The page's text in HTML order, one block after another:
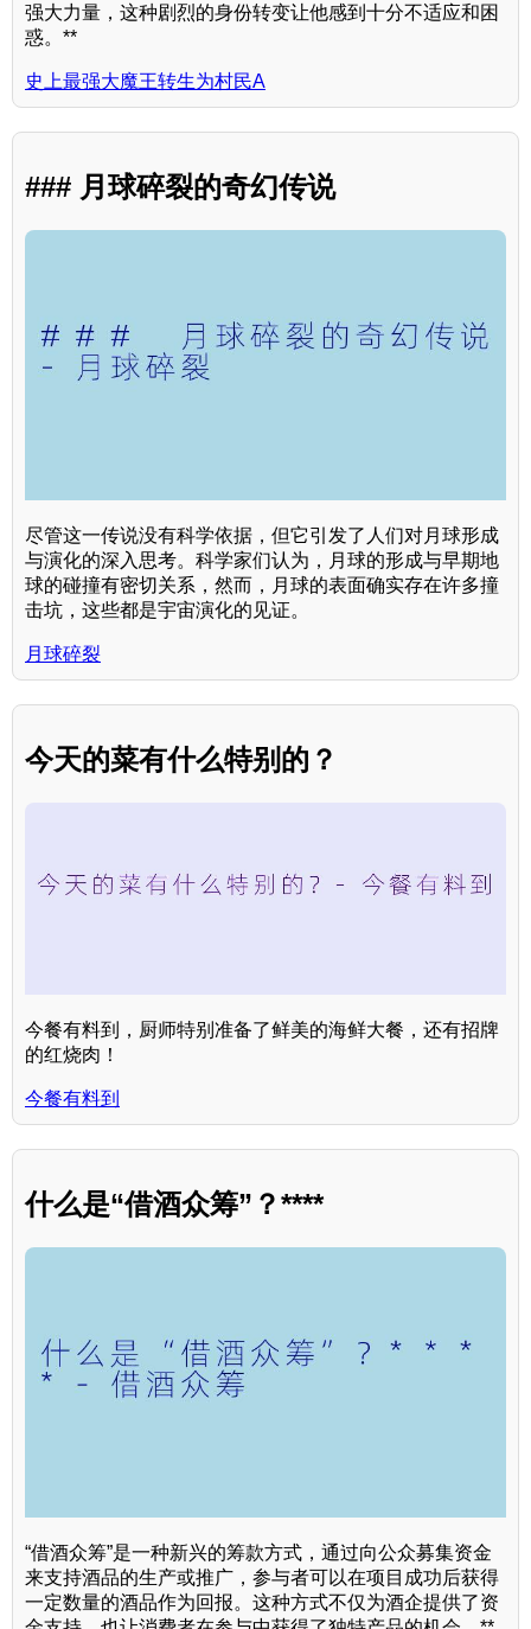
强大力量，这种剧烈的身份转变让他感到十分不适应和困
惑。**
史上最强大魔王转生为村民A
### 月球碎裂的奇幻传说
尽管这一传说没有科学依据，但它引发了人们对月球形成
与演化的深入思考。科学家们认为，月球的形成与早期地
球的碰撞有密切关系，然而，月球的表面确实存在许多撞
击坑，这些都是宇宙演化的见证。
月球碎裂
今天的菜有什么特别的？
今餐有料到，厨师特别准备了鲜美的海鲜大餐，还有招牌
的红烧肉！
今餐有料到
什么是“借酒众筹”？****
“借酒众筹”是一种新兴的筹款方式，通过向公众募集资金
来支持酒品的生产或推广，参与者可以在项目成功后获得
一定数量的酒品作为回报。这种方式不仅为酒企提供了资